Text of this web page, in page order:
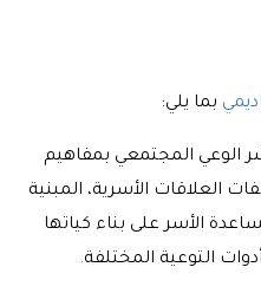
بما يلي:
الوعي المجتمعي بمفاهيم
العلاقات الأسرية، المبنية
الأسر على بناء كياتها
التوعية المختلفة.